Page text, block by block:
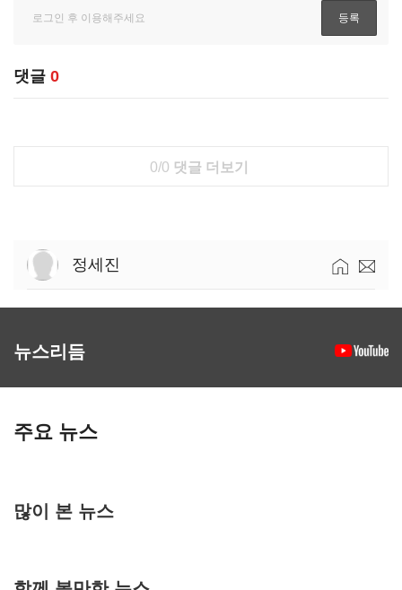
댓글 0
0/0 댓글 더보기
정세진
뉴스리듬
주요 뉴스
많이 본 뉴스